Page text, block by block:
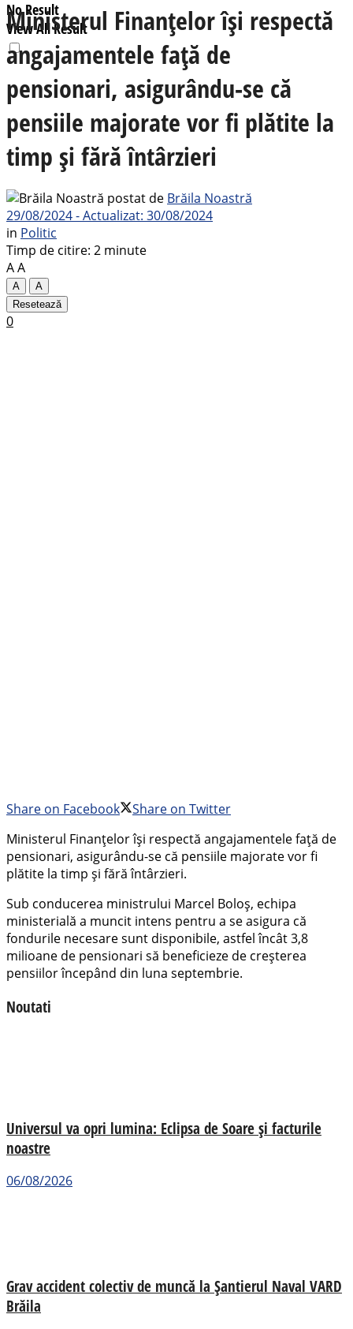
No Result
View All Result
Ministerul Finanțelor își respectă
angajamentele față de
pensionari, asigurându-se că
pensiile majorate vor fi plătite la
timp și fără întârzieri
postat de Brăila Noastră
29/08/2024 - Actualizat: 30/08/2024
in Politic
Timp de citire: 2 minute
AA
A
A
Resetează
0
Share on Facebook
Share on Twitter
Ministerul Finanțelor își respectă angajamentele față de
pensionari, asigurându-se că pensiile majorate vor fi
plătite la timp și fără întârzieri.
Sub conducerea ministrului Marcel Boloș, echipa
ministerială a muncit intens pentru a se asigura că
fondurile necesare sunt disponibile, astfel încât 3,8
milioane de pensionari să beneficieze de creșterea
pensiilor începând din luna septembrie.
Noutati
Universul va opri lumina: Eclipsa de Soare și facturile
noastre
06/08/2026
Grav accident colectiv de muncă la Șantierul Naval VARD
Brăila